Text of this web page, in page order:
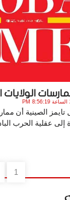
الولايات
الصينية أن
إلى عقلية الحرب
1